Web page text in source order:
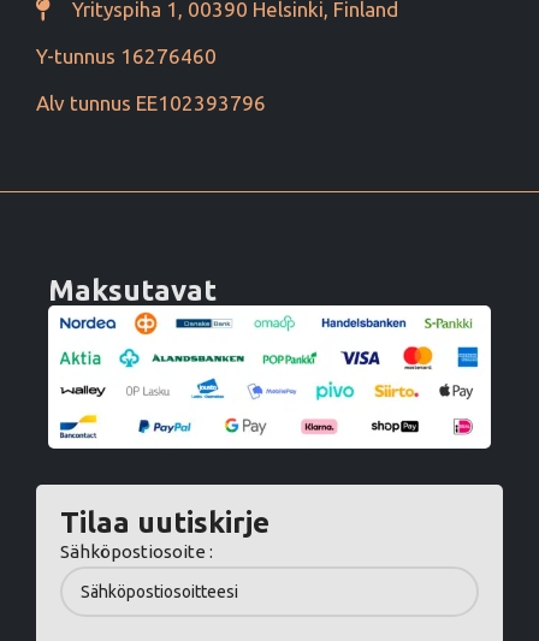
Yrityspiha 1, 00390 Helsinki, Finland
Y-tunnus 16276460
Alv tunnus EE102393796
Maksutavat
Tilaa uutiskirje
Sähköpostiosoite :